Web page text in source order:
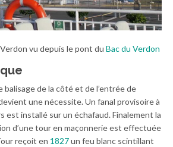
vu depuis le pont du Bac du Verdon
balisage de la côté et de l’entrée de
une nécessite. Un fanal provisoire à
est installé sur un échafaud. Finalement la
d’une tour en maçonnerie est effectuée
reçoit en 1827un feu blanc scintillant